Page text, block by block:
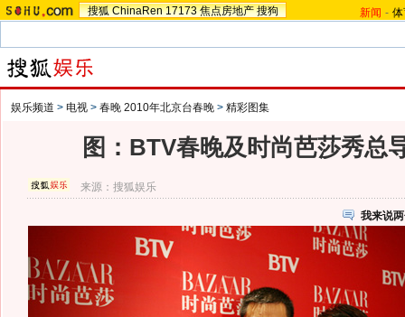
搜狐 ChinaRen 17173 焦点房地产 搜狗 新闻 -
娱乐频道 > 电视 > 春晚 2010年北京台春晚 > 精彩图集
图：BTV春晚及时尚芭莎秀总
来源：搜狐娱乐
我来说